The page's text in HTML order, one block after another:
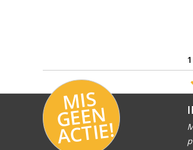
MI
S
G
E
E
N
A
C
TI
E!